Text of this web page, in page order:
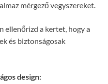
mérgező vegyszereket.
ellenőrizd a kertet, hogy a
és biztonságosak
design: